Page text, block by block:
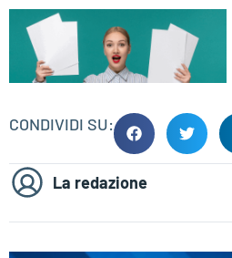
CONDIVIDI SU:
La redazione